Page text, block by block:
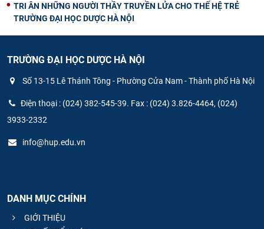
TRI ÂN NHỮNG NGƯỜI THẦY TRUYỀN LỬA CHO THẾ HỆ TRẺ
TRƯỜNG ĐẠI HỌC DƯỢC HÀ NỘI
TRƯỜNG ĐẠI HỌC DƯỢC HÀ NỘI
Số 13-15 Lê Thánh Tông - Phường Cửa Nam - Thành phố Hà Nội
Điện thoại : (024) 382-545-39. Fax : (024) 3.826-4464, (024)
3933-2332
info@hup.edu.vn
DANH MỤC CHÍNH
GIỚI THIỆU